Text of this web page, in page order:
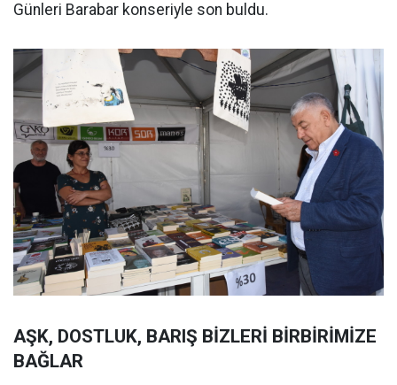
Günleri Barabar konseriyle son buldu.
AŞK, DOSTLUK, BARIŞ BİZLERİ BİRBİRİMİZE
BAĞLAR